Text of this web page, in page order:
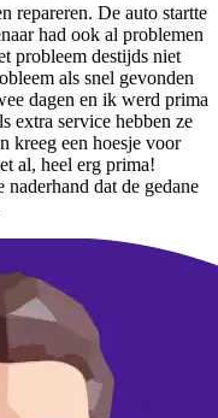
repareren. De auto startte
had ook al problemen
probleem destijds niet
als snel gevonden
dagen en ik werd prima
extra service hebben ze
kreeg een hoesje voor
al, heel erg prima!
dat de gedane